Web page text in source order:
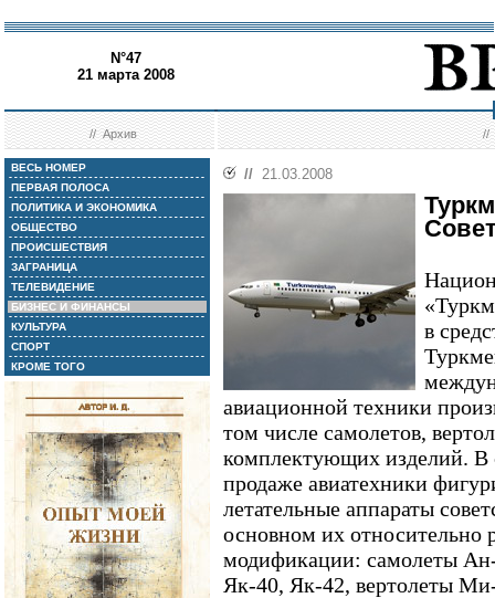
N°47
21 марта 2008
//Архив //
ВЕСЬ НОМЕР
ПЕРВАЯ ПОЛОСА
ПОЛИТИКА И ЭКОНОМИКА
ОБЩЕСТВО
ПРОИСШЕСТВИЯ
ЗАГРАНИЦА
ТЕЛЕВИДЕНИЕ
БИЗНЕС И ФИНАНСЫ
КУЛЬТУРА
СПОРТ
КРОМЕ ТОГО
// 21.03.2008
в
авиационной техники
том числе самолетов,
комплектующих изделий. В
продаже авиатехники
летательные аппараты
основном их относительно
модификации: самолеты
Як-40, Як-42, вертолеты